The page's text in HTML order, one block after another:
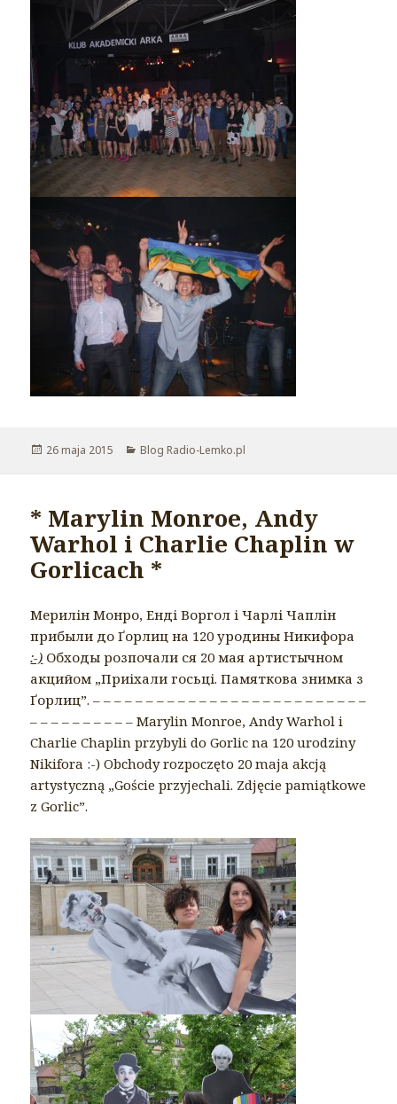
Opublikowano
26 maja 2015 Kategorie
Blog Radio-Lemko.pl
* Marylin Monroe, Andy
Warhol i Charlie Chaplin w
Gorlicach *
Мерилін Монро, Енді Воргол і Чарлі Чаплін
прибыли до Ґорлиц на 120 уродины Никифора
:-) Обходы розпочали ся 20 мая артистычном
акцийом „Приіхали госьці. Памяткова знимка з
Ґорлиц”. – – – – – – – – – – – – – – – – – – – – – – – – – –
– – – – – – – – – – Marylin Monroe, Andy Warhol i
Charlie Chaplin przybyli do Gorlic na 120 urodziny
Nikifora :-) Obchody rozpoczęto 20 maja akcją
artystyczną „Goście przyjechali. Zdjęcie pamiątkowe
z Gorlic”.